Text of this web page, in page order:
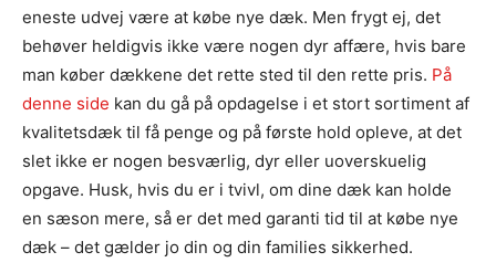
eneste udvej være at købe nye dæk. Men frygt ej, det
behøver heldigvis ikke være nogen dyr affære, hvis bare
man køber dækkene det rette sted til den rette pris. På
denne side kan du gå på opdagelse i et stort sortiment af
kvalitetsdæk til få penge og på første hold opleve, at det
slet ikke er nogen besværlig, dyr eller uoverskuelig
opgave. Husk, hvis du er i tvivl, om dine dæk kan holde
en sæson mere, så er det med garanti tid til at købe nye
dæk – det gælder jo din og din families sikkerhed.